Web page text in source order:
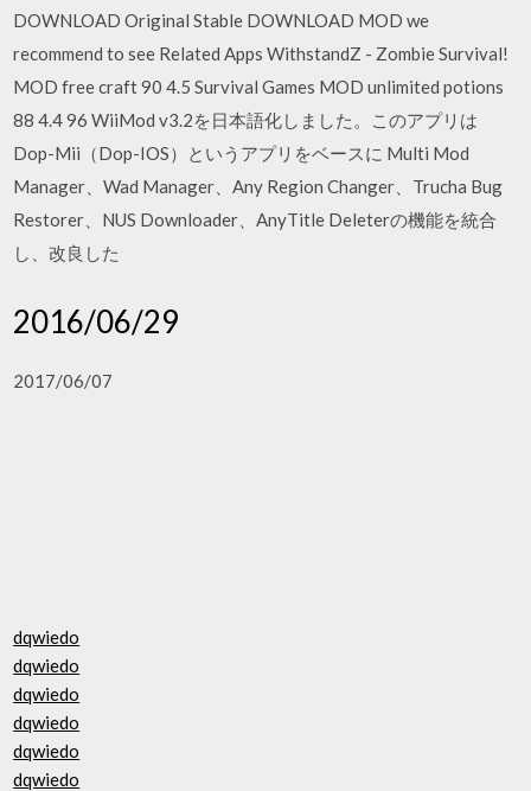
DOWNLOAD Original Stable DOWNLOAD MOD we
recommend to see Related Apps WithstandZ - Zombie Survival!
MOD free craft 90 4.5 Survival Games MOD unlimited potions
88 4.4 96 WiiMod v3.2を日本語化しました。このアプリは
Dop-Mii（Dop-IOS）というアプリをベースに Multi Mod
Manager、Wad Manager、Any Region Changer、Trucha Bug
Restorer、NUS Downloader、AnyTitle Deleterの機能を統合
し、改良した
2016/06/29
2017/06/07
dqwiedo
dqwiedo
dqwiedo
dqwiedo
dqwiedo
dqwiedo